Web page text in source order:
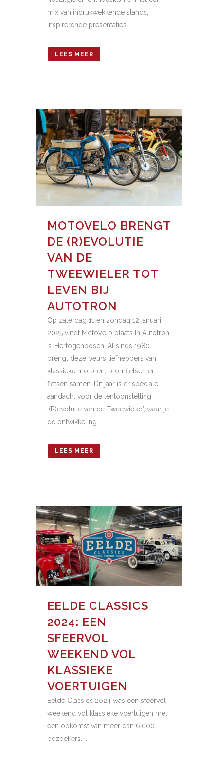
mix van indrukwekkende stands,
inspirerende presentaties...
LEES MEER
MOTOVELO BRENGT
DE (R)EVOLUTIE
VAN DE
TWEEWIELER TOT
LEVEN BIJ
AUTOTRON
Op zaterdag 11 en zondag 12 januari
2025 vindt MotoVelo plaats in Autotron
’s-Hertogenbosch. Al sinds 1980
brengt deze beurs liefhebbers van
klassieke motoren, bromfietsen en
fietsen samen. Dit jaar is er speciale
aandacht voor de tentoonstelling
‘(R)evolutie van de Tweewieler’, waar je
de ontwikkeling...
LEES MEER
EELDE CLASSICS
2024: EEN
SFEERVOL
WEEKEND VOL
KLASSIEKE
VOERTUIGEN
Eelde Classics 2024 was een sfeervol
weekend vol klassieke voertuigen met
een opkomst van meer dan 6.000
bezoekers. ...